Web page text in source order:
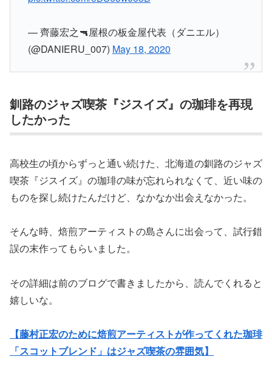
— 齊藤宏之🔫屋根の板金屋代表（ダニエル）
(@DANIERU_007) May 18, 2020
釧路のジャズ喫茶『ジスイズ』の珈琲を再現
したかった
高校生の頃からずっと通い続けた、北海道の釧路のジャズ
喫茶『ジスイズ』の珈琲の味が忘れられなくて、近い味の
ものを探し続けたんだけど、なかなか出会えなかった。
そんな時、焙煎アーティストの島さんに出会って、試行錯
誤の末作ってもらいました。
その詳細は前のブログで書きましたから、読んでくれると
嬉しいな。
【藤村正宏のために焙煎アーティストが作ってくれた珈琲
「スコットブレンド」はジャズ喫茶の雰囲気】